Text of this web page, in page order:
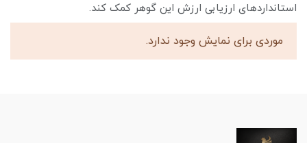
استانداردهای ارزیابی ارزش این گوهر کمک کند.
موردی برای نمایش وجود ندارد.